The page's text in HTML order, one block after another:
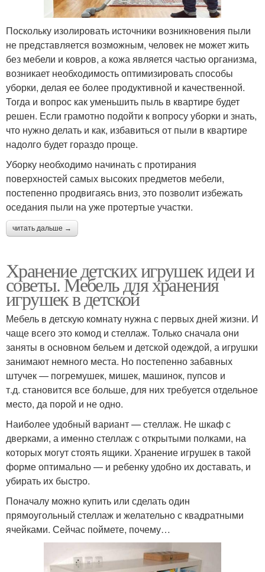
Поскольку изолировать источники возникновения пыли
не представляется возможным, человек не может жить
без мебели и ковров, а кожа является частью организма,
возникает необходимость оптимизировать способы
уборки, делая ее более продуктивной и качественной.
Тогда и вопрос как уменьшить пыль в квартире будет
решен. Если грамотно подойти к вопросу уборки и знать,
что нужно делать и как, избавиться от пыли в квартире
надолго будет гораздо проще.
Уборку необходимо начинать с протирания
поверхностей самых высоких предметов мебели,
постепенно продвигаясь вниз, это позволит избежать
оседания пыли на уже протертые участки.
читать дальше →
Хранение детских игрушек идеи и
советы. Мебель для хранения
игрушек в детской
Мебель в детскую комнату нужна с первых дней жизни. И
чаще всего это комод и стеллаж. Только сначала они
заняты в основном бельем и детской одеждой, а игрушки
занимают немного места. Но постепенно забавных
штучек — погремушек, мишек, машинок, пупсов и
т.д. становится все больше, для них требуется отдельное
место, да порой и не одно.
Наиболее удобный вариант — стеллаж. Не шкаф с
дверками, а именно стеллаж с открытыми полками, на
которых могут стоять ящики. Хранение игрушек в такой
форме оптимально — и ребенку удобно их доставать, и
убирать их быстро.
Поначалу можно купить или сделать один
прямоугольный стеллаж и желательно с квадратными
ячейками. Сейчас поймете, почему…